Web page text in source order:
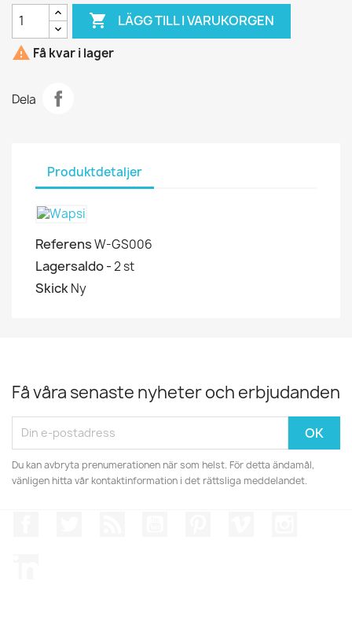
 LÄGG TILL I VARUKORGEN
 Få kvar i lager
Dela
Produktdetaljer
ReferensW-GS006
Lagersaldo -2 st
SkickNy
Få våra senaste nyheter och erbjudanden
Du kan avbryta prenumerationen när som helst. För detta ändamål,
vänligen hitta vår kontaktinformation i det rättsliga meddelandet.